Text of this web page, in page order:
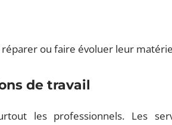
ou faire évoluer leur
de travail
les professionnels. Les